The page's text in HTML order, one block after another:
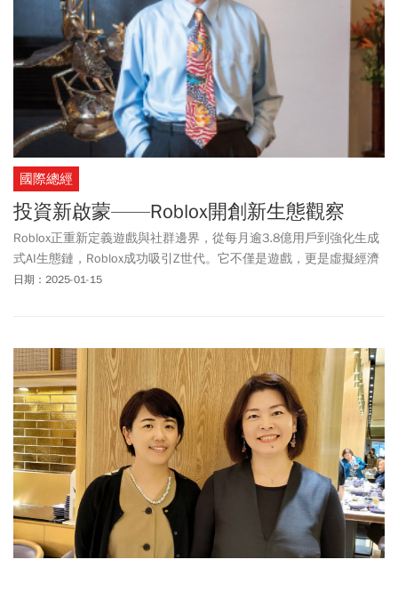
國際總經
投資新啟蒙——Roblox開創新生態觀察
Roblox正重新定義遊戲與社群邊界，從每月逾3.8億用戶到強化生成
式AI生態鏈，Roblox成功吸引Z世代。它不僅是遊戲，更是虛擬經濟
與沉浸式體驗的象徵，與眾不同的市場潛力正引領遊戲產業邁向新
日期：2025-01-15